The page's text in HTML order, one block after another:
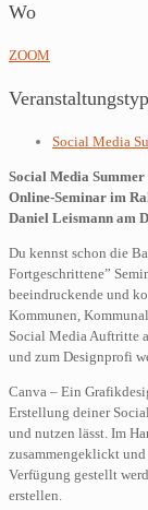
Wo
ZOOM
Veranstaltungstyp
Social Media
Social Media
Online-Seminar im
Daniel Leismann am
Du kennst schon die
Fortgeschrittene”
beeindruckende und
Kommunen,
Social Media Auftritte
und zum Designprofi
Canva – Ein
Erstellung deiner
und nutzen lässt. Im
zusammengeklickt
Verfügung gestellt
erstellen.